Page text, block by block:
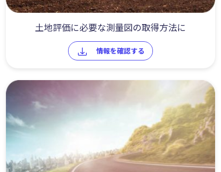
土地評価に必要な測量図の取得方法に
情報を確認する